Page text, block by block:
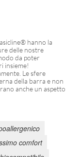
hanno la
delle nostre
da poter
insieme!
Le sfere
della barra e non
anche un aspetto
comfort